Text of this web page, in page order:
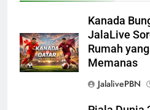
Kanada
JalaLive
Rumah
Memanas
JalalivePBN